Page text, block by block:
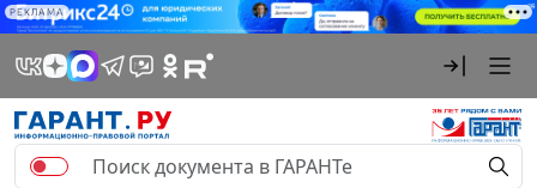
РЕКЛАМА